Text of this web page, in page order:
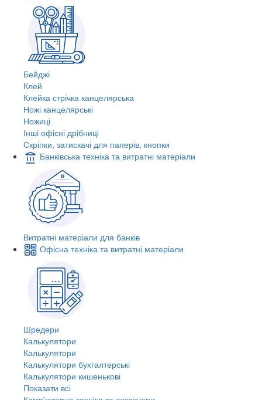
Бейджі
Клей
Клейка стрічка канцелярська
Ножі канцелярські
Ножиці
Інші офісні дрібниці
Скріпки, затискачі для паперів, кнопки
Банківська техніка та витратні матеріали
Витратні матеріали для банків
Офісна техніка та витратні матеріали
Шредери
Калькулятори
Калькулятори
Калькулятори бухгалтерські
Калькулятори кишенькові
Показати всі